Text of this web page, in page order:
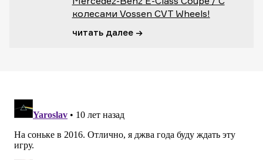
колесами Vossen CVT Wheels!
читать далее →